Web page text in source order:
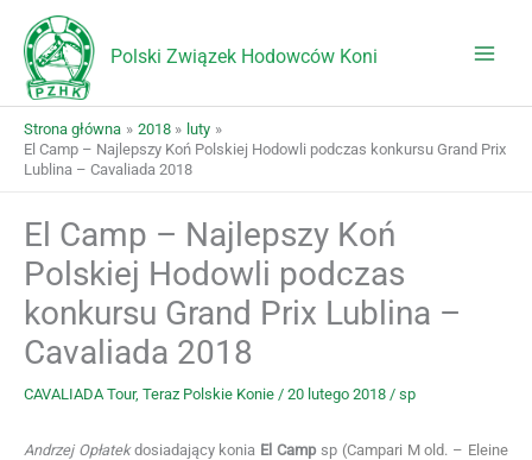
treści
Polski Związek Hodowców Koni
Strona główna 2018
luty
El Camp – Najlepszy Koń Polskiej Hodowli podczas konkursu Grand Prix
Lublina – Cavaliada 2018
El Camp – Najlepszy Koń
Polskiej Hodowli podczas
konkursu Grand Prix Lublina –
Cavaliada 2018
CAVALIADA Tour, Teraz Polskie Konie / 20 lutego 2018 / sp
Andrzej Opłatekdosiadający konia El Campsp (Campari M old. – Eleine